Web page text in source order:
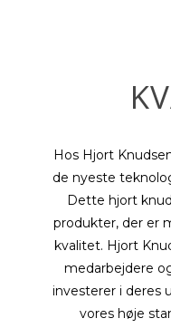
Hos Hjort
de nyeste
Dette hjort
produkter, der er
kvalitet. Hjort
medarbejdere
investerer i deres
vores høje